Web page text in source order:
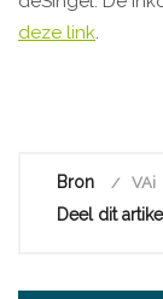
deze link.
Bron VAi
Deel dit